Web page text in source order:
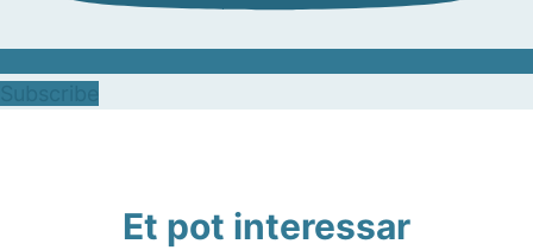
Et pot interessar